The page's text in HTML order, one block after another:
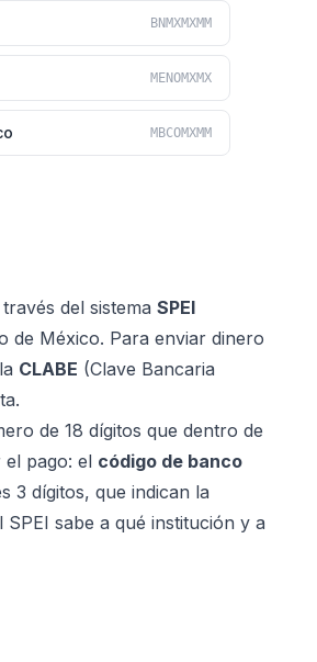
BNMXMXMM
MENOMXMX
MBCOMXMM
del sistema SPEI
de México. Para enviar dinero
CLABE (Clave Bancaria
de 18 dígitos que dentro de
pago: el código de banco
3 dígitos, que indican la
sabe a qué institución y a